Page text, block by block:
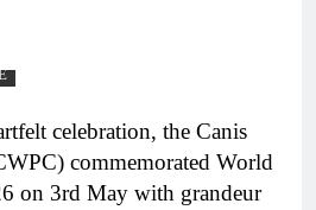
celebration, the Canis
commemorated World
on 3rd May with grandeur